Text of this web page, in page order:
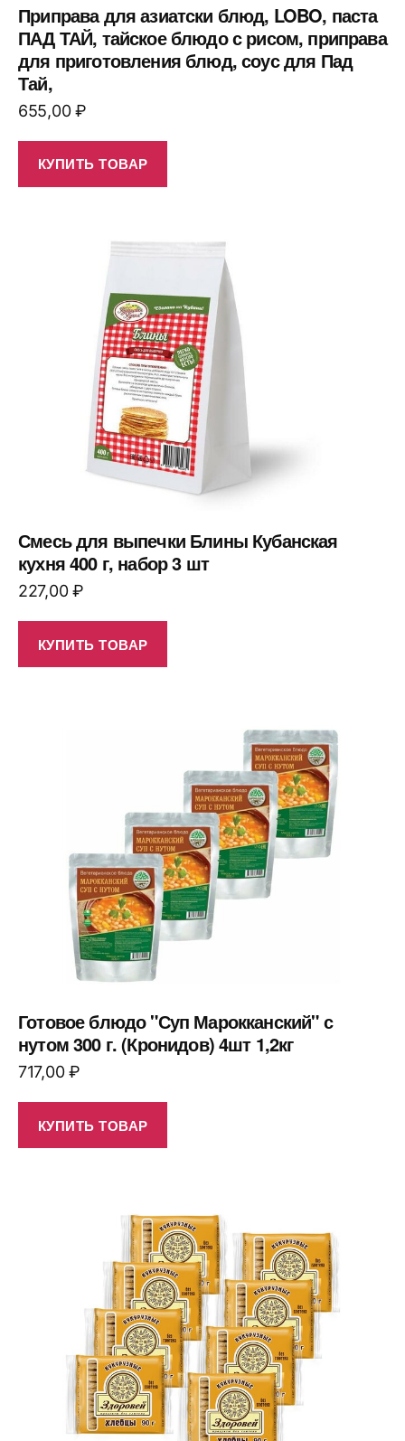
Приправа для азиатски блюд, LOBO, паста
ПАД ТАЙ, тайское блюдо с рисом, приправа
для приготовления блюд, соус для Пад
Тай,
655,00₽
КУПИТЬ ТОВАР
Смесь для выпечки Блины Кубанская
кухня 400 г, набор 3 шт
227,00₽
КУПИТЬ ТОВАР
Готовое блюдо "Суп Марокканский" с
нутом 300 г. (Кронидов) 4шт 1,2кг
717,00₽
КУПИТЬ ТОВАР